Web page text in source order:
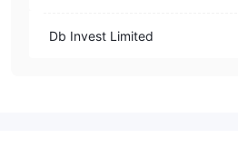
Db Invest Limited